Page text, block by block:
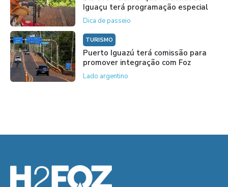
Iguaçu terá programação especial
Dica de passeio
TURISMO
Puerto Iguazú terá comissão para
promover integração com Foz
Lado argentino